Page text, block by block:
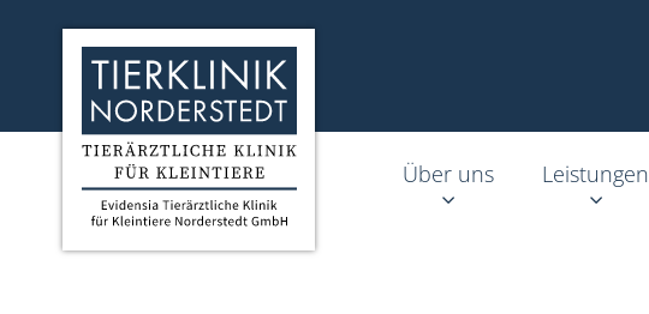
Homepage Tierklinik Norderstedt
Über uns Leistungen